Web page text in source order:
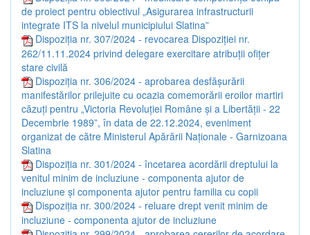
de proiect pentru obiectivul „Asigurarea infrastructurii
integrate ITS la nivelul municipiului Slatina”
Dispoziția nr. 307/2024 - revocarea Dispoziției nr.
262/11.11.2024 privind delegare exercitare atribuții ofițer
stare civilă
Dispoziția nr. 306/2024 - aprobarea desfășurării
manifestărilor prilejuite cu ocazia comemorării eroilor martiri
căzuți pentru „Victoria Revoluției Române și a Libertății - 22
Decembrie 1989”, în data de 22.12.2024, eveniment
organizat de către Ministerul Apărării Naționale - Garnizoana
Slatina
Dispoziția nr. 301/2024 - încetarea acordării dreptului la
venitul minim de incluziune - componenta ajutor de
incluziune și componenta ajutor pentru familia cu copii
Dispoziția nr. 300/2024 - reluare drept venit minim de
incluziune - componenta ajutor de incluziune